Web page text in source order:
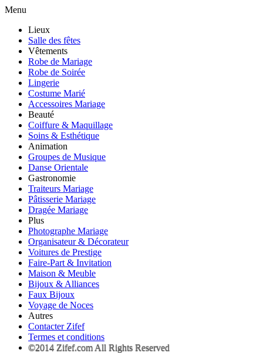
Menu
Lieux
Salle des fêtes
Vêtements
Robe de Mariage
Robe de Soirée
Lingerie
Costume Marié
Accessoires Mariage
Beauté
Coiffure & Maquillage
Soins & Esthétique
Animation
Groupes de Musique
Danse Orientale
Gastronomie
Traiteurs Mariage
Pâtisserie Mariage
Dragée Mariage
Plus
Photographe Mariage
Organisateur & Décorateur
Voitures de Prestige
Faire-Part & Invitation
Maison & Meuble
Bijoux & Alliances
Faux Bijoux
Voyage de Noces
Autres
Contacter Zifef
Termes et conditions
©2014 Zifef.com All Rights Reserved